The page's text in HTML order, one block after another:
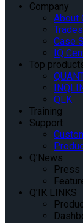
Company
About
Case
IQ
Top
QLK
Training
Support
Q’News
Press
Q’IK LINKS